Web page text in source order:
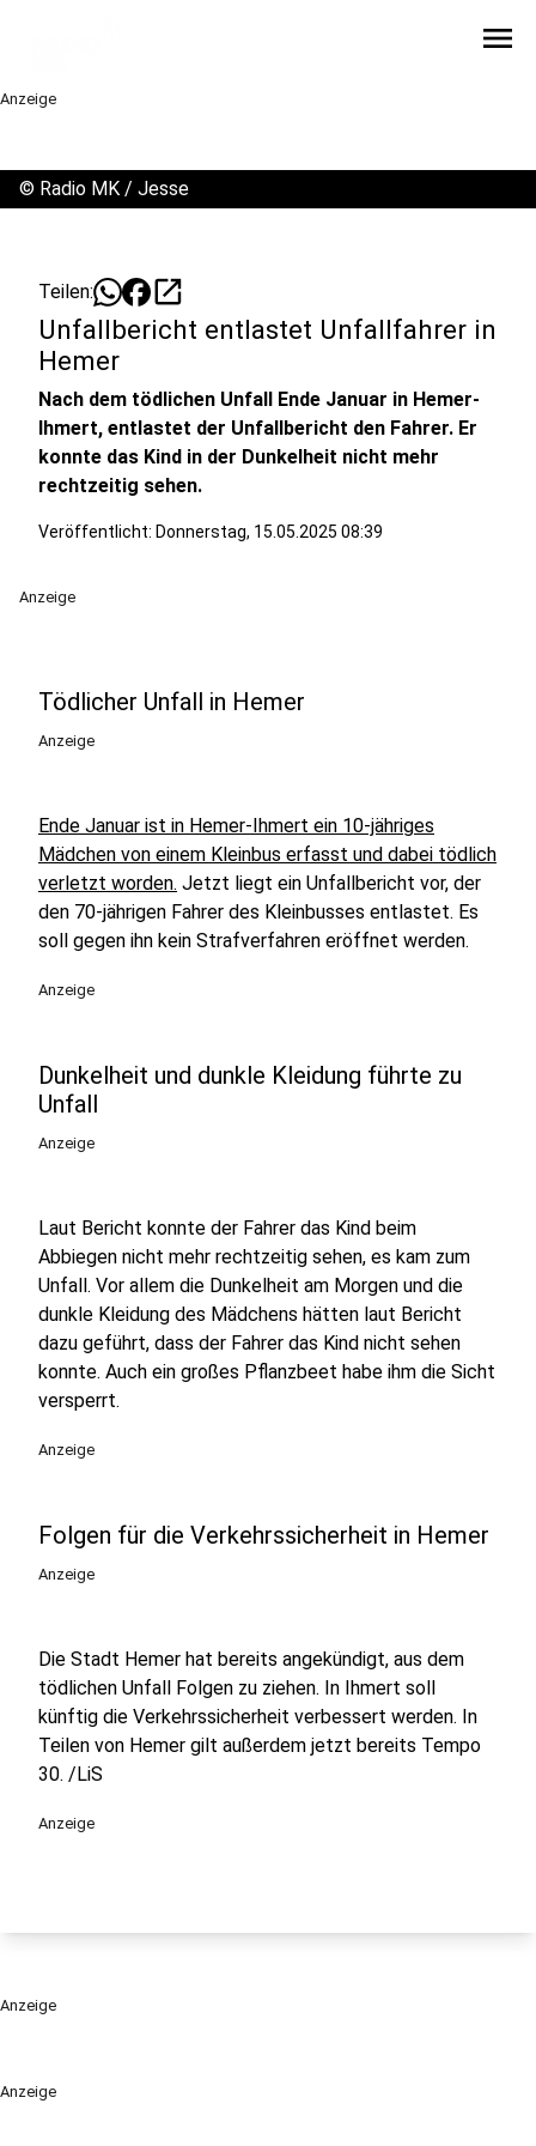
menu
Anzeige
Anzeige
© Radio MK / Jesse
Teilen: open_in_new
Unfallbericht entlastet Unfallfahrer in
Hemer
Nach dem tödlichen Unfall Ende Januar in Hemer-
Ihmert, entlastet der Unfallbericht den Fahrer. Er
konnte das Kind in der Dunkelheit nicht mehr
rechtzeitig sehen.
Veröffentlicht: Donnerstag, 15.05.2025 08:39
Anzeige
Tödlicher Unfall in Hemer
Anzeige
Ende Januar ist in Hemer-Ihmert ein 10-jähriges
Mädchen von einem Kleinbus erfasst und dabei tödlich
verletzt worden. Jetzt liegt ein Unfallbericht vor, der
den 70-jährigen Fahrer des Kleinbusses entlastet. Es
soll gegen ihn kein Strafverfahren eröffnet werden.
Anzeige
Dunkelheit und dunkle Kleidung führte zu
Unfall
Anzeige
Laut Bericht konnte der Fahrer das Kind beim
Abbiegen nicht mehr rechtzeitig sehen, es kam zum
Unfall. Vor allem die Dunkelheit am Morgen und die
dunkle Kleidung des Mädchens hätten laut Bericht
dazu geführt, dass der Fahrer das Kind nicht sehen
konnte. Auch ein großes Pflanzbeet habe ihm die Sicht
versperrt.
Anzeige
Folgen für die Verkehrssicherheit in Hemer
Anzeige
Die Stadt Hemer hat bereits angekündigt, aus dem
tödlichen Unfall Folgen zu ziehen. In Ihmert soll
künftig die Verkehrssicherheit verbessert werden. In
Teilen von Hemer gilt außerdem jetzt bereits Tempo
30. /LiS
Anzeige
Anzeige